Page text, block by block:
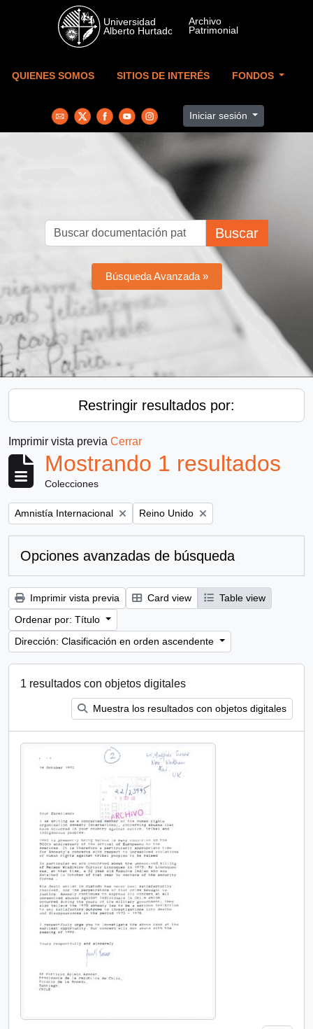
Skip to main content
QUIENES SOMOS SITIOS DE INTERÉS FONDOS
Iniciar sesión
Buscar
Búsqueda Avanzada »
Restringir resultados por:
Imprimir vista previa Cerrar
Mostrando 1 resultados
Colecciones
Remove filter:
Amnistía Internacional Remove filter:
Reino Unido
Opciones avanzadas de búsqueda
Imprimir vista previa Card view
Table view
Ordenar por: Título
Dirección: Clasificación en orden ascendente
1 resultados con objetos digitales
Muestra los resultados con objetos digitales